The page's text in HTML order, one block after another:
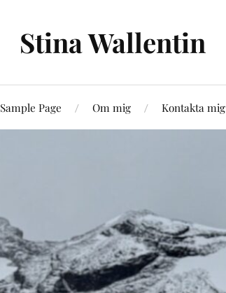
Stina Wallentin
Sample Page Om mig Kontakta mig